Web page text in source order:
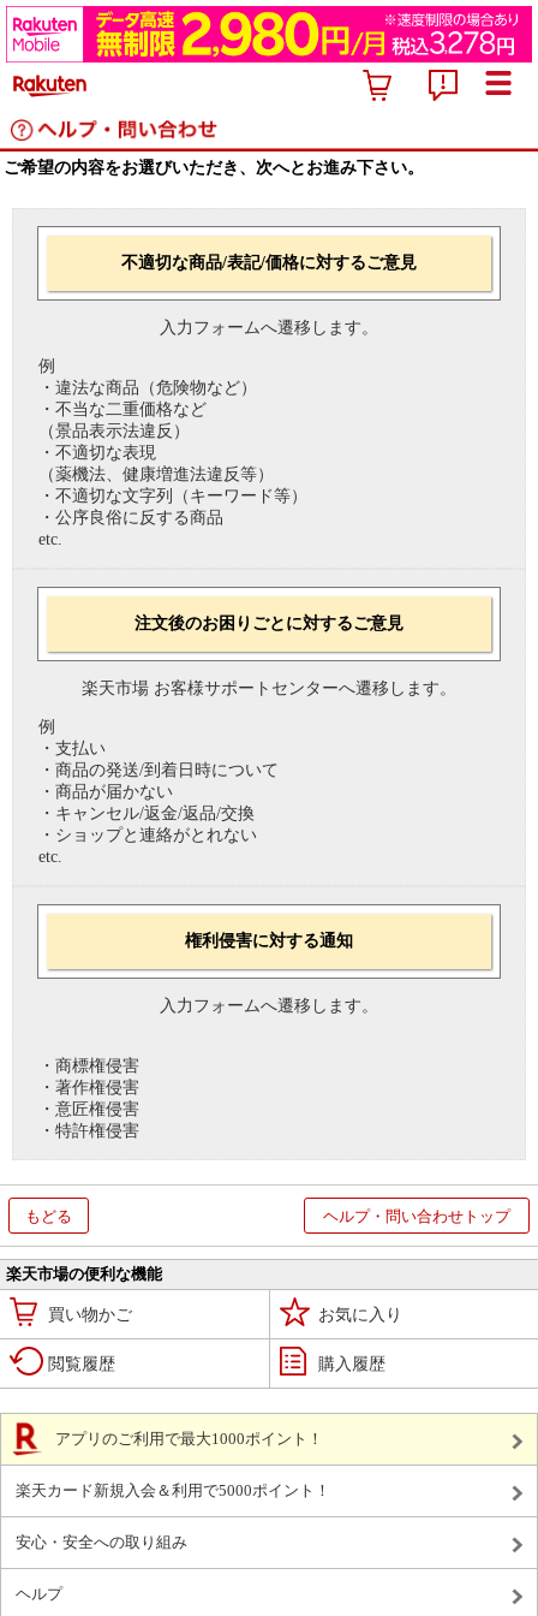
ご希望の内容をお選びいただき、次へとお進み下さい。
不適切な商品/表記/価格に対するご意見
入力フォームへ遷移します。
例
・違法な商品（危険物など）
・不当な二重価格など
（景品表示法違反）
・不適切な表現
（薬機法、健康増進法違反等）
・不適切な文字列（キーワード等）
・公序良俗に反する商品
etc.
注文後のお困りごとに対するご意見
楽天市場 お客様サポートセンターへ遷移します。
例
・支払い
・商品の発送/到着日時について
・商品が届かない
・キャンセル/返金/返品/交換
・ショップと連絡がとれない
etc.
権利侵害に対する通知
入力フォームへ遷移します。
・商標権侵害
・著作権侵害
・意匠権侵害
・特許権侵害
もどる ヘルプ・問い合わせトップ
楽天市場の便利な機能
買い物かご お気に入り
閲覧履歴 購入履歴
アプリのご利用で最大1000ポイント！
楽天カード新規入会＆利用で5000ポイント！
安心・安全への取り組み
ヘルプ